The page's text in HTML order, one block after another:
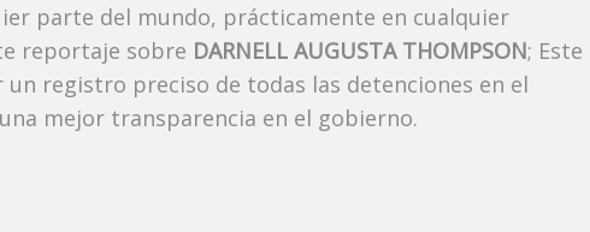
parte del mundo, prácticamente en cualquier
reportaje sobre DARNELL AUGUSTA THOMPSON; Este
registro preciso de todas las detenciones en el
mejor transparencia en el gobierno.